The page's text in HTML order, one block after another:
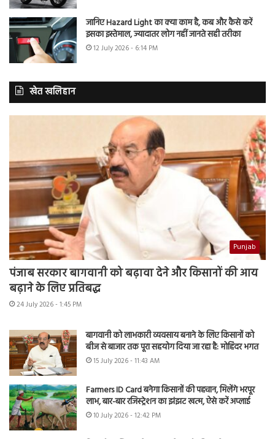
जानिए Hazard Light का क्या काम है, कब और कैसे करें
इसका इस्तेमाल, ज्यादातर लोग नहीं जानते सही तरीका
12 July 2026 - 6:14 PM
खेत खलिहान
Punjab
पंजाब सरकार बागवानी को बढ़ावा देने और किसानों की आय
बढ़ाने के लिए प्रतिबद्ध
24 July 2026 - 1:45 PM
बागवानी को लाभकारी व्यवसाय बनाने के लिए किसानों को
बीज से बाजार तक पूरा सहयोग दिया जा रहा है: मोहिंदर भगत
15 July 2026 - 11:43 AM
Farmers ID Card बनेगा किसानों की पहचान, मिलेंगे भरपूर
लाभ, बार-बार रजिस्ट्रेशन का झंझट खत्म, ऐसे करें अप्लाई
10 July 2026 - 12:42 PM